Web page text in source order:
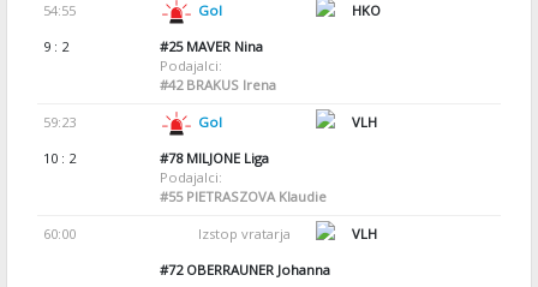
54:55 Gol
HKO
9 : 2
#25MAVER Nina
Podajalci:
#42BRAKUS Irena
59:23 Gol
VLH
10 : 2
#78MILJONE Liga
Podajalci:
#55PIETRASZOVA Klaudie
60:00 Izstop vratarja
VLH
#72OBERRAUNER Johanna